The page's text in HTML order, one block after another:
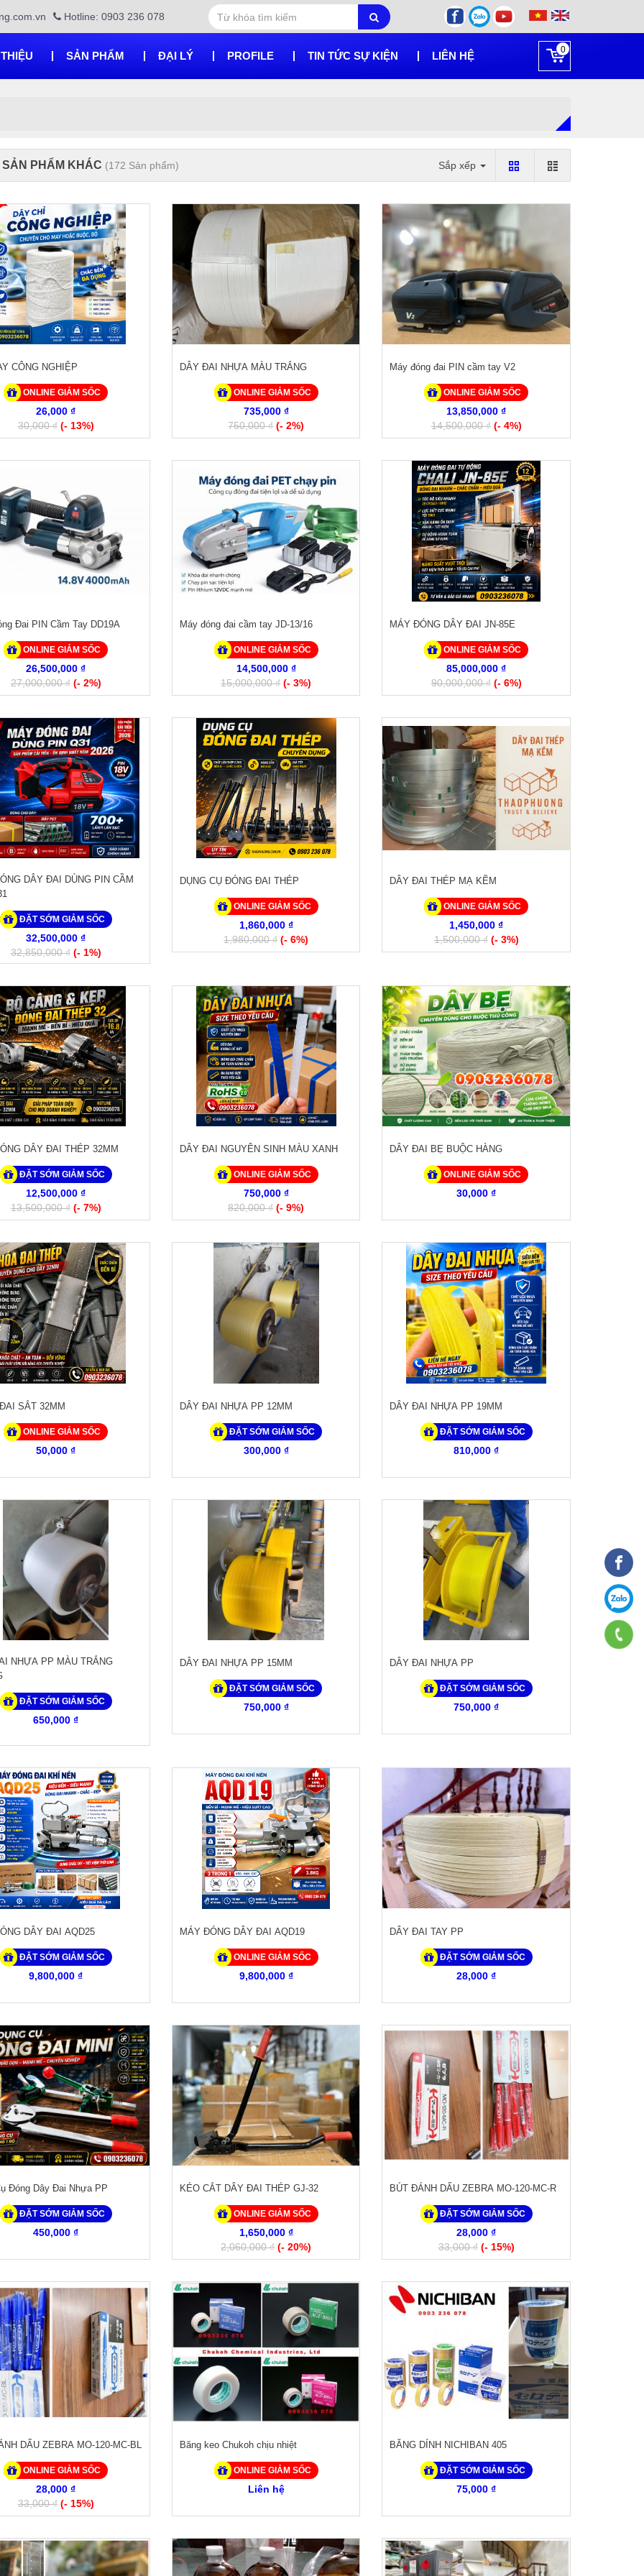
Hotline: 0903 236 078
SẢN PHẨM ĐẠI LÝ PROFILE TIN TỨC SỰ KIỆN LIÊN HỆ 0
PHẨM KHÁC (172 Sản phẩm) Sắp xếp
CÔNG NGHIỆP
ONLINE GIẢM SỐC
26,000 ₫
30,000 ₫ (- 13%)
DÂY ĐAI NHỰA MÀU TRẮNG
ONLINE GIẢM SỐC
735,000 ₫
750,000 ₫ (- 2%)
Máy đóng đai PIN cầm tay V2
ONLINE GIẢM SỐC
13,850,000 ₫
14,500,000 ₫ (- 4%)
Đai PIN Cầm Tay DD19A
ONLINE GIẢM SỐC
26,500,000 ₫
27,000,000 ₫ (- 2%)
Máy đóng đai cầm tay JD-13/16
ONLINE GIẢM SỐC
14,500,000 ₫
15,000,000 ₫ (- 3%)
MÁY ĐÓNG DÂY ĐAI JN-85E
ONLINE GIẢM SỐC
85,000,000 ₫
90,000,000 ₫ (- 6%)
DÂY ĐAI DÙNG PIN CẦM
ĐẶT SỚM GIẢM SỐC
32,500,000 ₫
32,850,000 ₫ (- 1%)
DỤNG CỤ ĐÓNG ĐAI THÉP
ONLINE GIẢM SỐC
1,860,000 ₫
1,980,000 ₫ (- 6%)
DÂY ĐAI THÉP MẠ KẼM
ONLINE GIẢM SỐC
1,450,000 ₫
1,500,000 ₫ (- 3%)
DÂY ĐAI THÉP 32MM
ĐẶT SỚM GIẢM SỐC
12,500,000 ₫
13,500,000 ₫ (- 7%)
DÂY ĐAI NGUYÊN SINH MÀU XANH
ONLINE GIẢM SỐC
750,000 ₫
820,000 ₫ (- 9%)
DÂY ĐAI BẸ BUỘC HÀNG
ONLINE GIẢM SỐC
30,000 ₫
SẮT 32MM
ONLINE GIẢM SỐC
50,000 ₫
DÂY ĐAI NHỰA PP 12MM
ĐẶT SỚM GIẢM SỐC
300,000 ₫
DÂY ĐAI NHỰA PP 19MM
ĐẶT SỚM GIẢM SỐC
810,000 ₫
NHỰA PP MÀU TRẮNG
ĐẶT SỚM GIẢM SỐC
650,000 ₫
DÂY ĐAI NHỰA PP 15MM
ĐẶT SỚM GIẢM SỐC
750,000 ₫
DÂY ĐAI NHỰA PP
ĐẶT SỚM GIẢM SỐC
750,000 ₫
DÂY ĐAI AQD25
ĐẶT SỚM GIẢM SỐC
9,800,000 ₫
MÁY ĐÓNG DÂY ĐAI AQD19
ONLINE GIẢM SỐC
9,800,000 ₫
DÂY ĐAI TAY PP
ĐẶT SỚM GIẢM SỐC
28,000 ₫
Đóng Dây Đai Nhựa PP
ĐẶT SỚM GIẢM SỐC
450,000 ₫
KÉO CẮT DÂY ĐAI THÉP GJ-32
ONLINE GIẢM SỐC
1,650,000 ₫
2,060,000 ₫ (- 20%)
BÚT ĐÁNH DẤU ZEBRA MO-120-MC-R
ĐẶT SỚM GIẢM SỐC
28,000 ₫
33,000 ₫ (- 15%)
DẤU ZEBRA MO-120-MC-BL
ONLINE GIẢM SỐC
28,000 ₫
33,000 ₫ (- 15%)
Băng keo Chukoh chịu nhiệt
ONLINE GIẢM SỐC
Liên hệ
BĂNG DÍNH NICHIBAN 405
ĐẶT SỚM GIẢM SỐC
75,000 ₫